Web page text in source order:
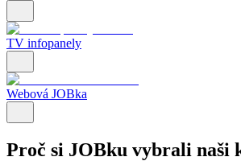
TV infopanely
Webová JOBka
Proč si JOBku vybrali naši